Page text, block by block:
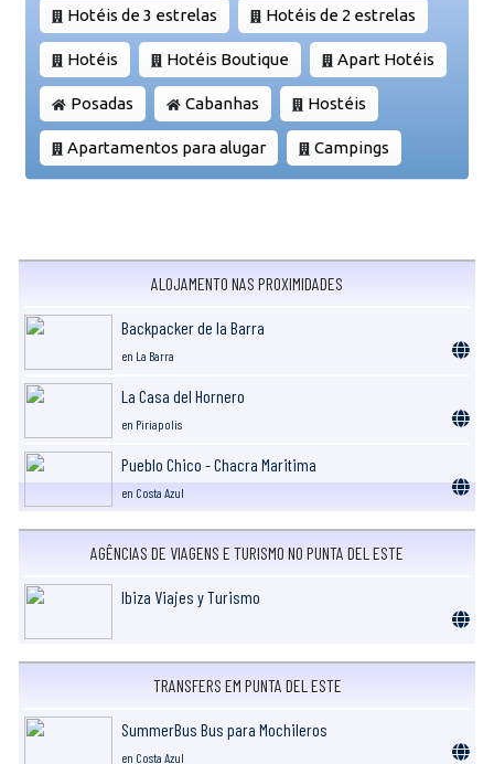
Hotéis de 3 estrelas Hotéis de 2 estrelas
Hotéis Hotéis Boutique Apart Hotéis
Posadas Cabanhas Hostéis
Apartamentos para alugar Campings
ALOJAMENTO NAS PROXIMIDADES
Backpacker de la Barra
en La Barra
La Casa del Hornero
en Piriapolis
Pueblo Chico - Chacra Maritima
en Costa Azul
AGÊNCIAS DE VIAGENS E TURISMO NO PUNTA DEL ESTE
Ibiza Viajes y Turismo
TRANSFERS EM PUNTA DEL ESTE
SummerBus Bus para Mochileros
en Costa Azul